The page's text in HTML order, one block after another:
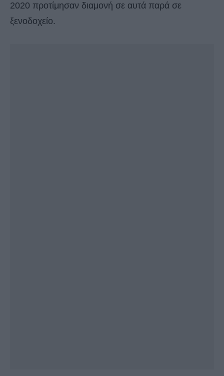
2020 προτίμησαν διαμονή σε αυτά παρά σε
ξενοδοχείο.